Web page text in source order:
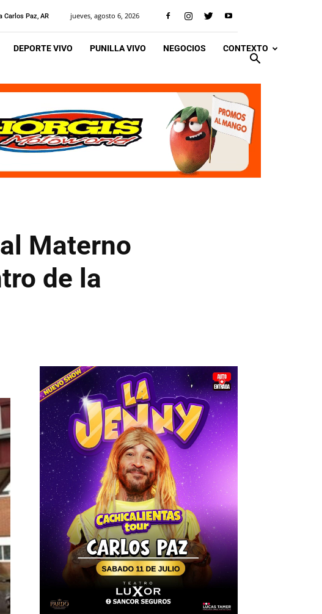
Carlos Paz, AR jueves, agosto 6, 2026
DEPORTE VIVO PUNILLA VIVO NEGOCIOS CONTEXTO
Materno
de la